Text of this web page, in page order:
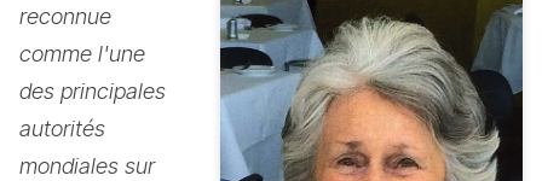
reconnue
comme l'une
des principales
autorités
mondiales sur